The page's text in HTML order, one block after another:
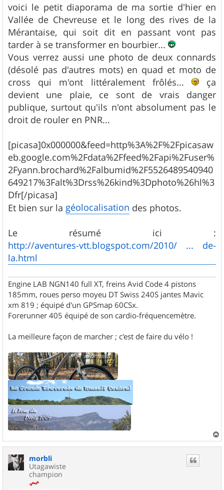
s
s
a
g
e
voici le petit diaporama de ma sortie d'hier en
Vallée de Chevreuse et le long des rives de la
Mérantaise, qui soit dit en passant vont pas
tarder à se transformer en bourbier...
Vous verrez aussi une photo de deux connards
(désolé pas d'autres mots) en quad et moto de
cross qui m'ont littéralement frôlés...
ça
devient une plaie, ce sont de vrais danger
publique, surtout qu'ils n'ont absolument pas le
droit de rouler en PNR...
[picasa]0x000000&feed=http%3A%2F%2Fpicasaw
eb.google.com%2Fdata%2Ffeed%2Fapi%2Fuser%
2Fyann.brochard%2Falbumid%2F5526489540940
649217%3Falt%3Drss%26kind%3Dphoto%26hl%3
Dfr[/picasa]
Et bien sur la géolocalisation des photos.
Le résumé ici :
http://aventures-vtt.blogspot.com/2010/ ... de-
la.html
Engine LAB NGN140 full XT, freins Avid Code 4 pistons
185mm, roues perso moyeu DT Swiss 240S jantes Mavic
xm 819 ; équipé d'un GPSmap 60CSx.
Forerunner 405 équipé de son cardio-fréquencemètre.
La meilleure façon de marcher ; c'est de faire du vélo !
a
morbli
Utagawiste
champion